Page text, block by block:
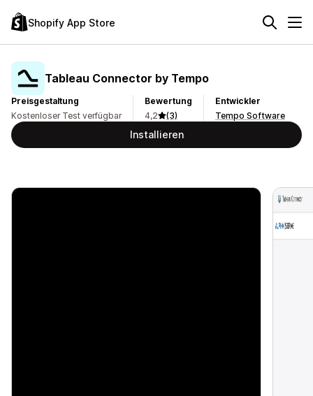
Shopify App Store
Tableau Connector by Tempo
Preisgestaltung
Kostenloser Test verfügbar
Bewertung
4,2
(3)
Entwickler
Tempo Software
Installieren